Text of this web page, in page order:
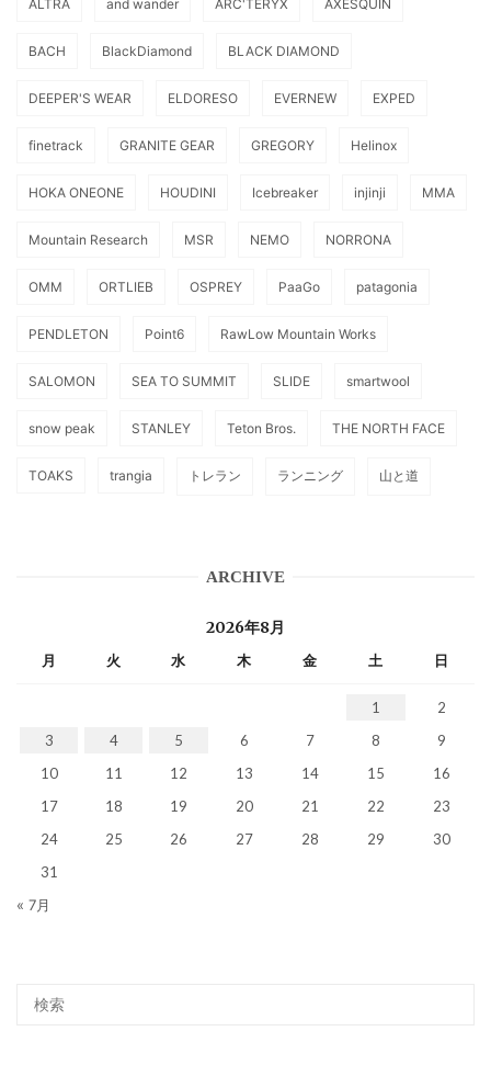
ALTRA and wander ARC'TERYX AXESQUIN
BACH BlackDiamond BLACK DIAMOND
DEEPER'S WEAR ELDORESO EVERNEW EXPED
finetrack GRANITE GEAR GREGORY Helinox
HOKA ONEONE HOUDINI Icebreaker injinji MMA
Mountain Research MSR NEMO NORRONA
OMM ORTLIEB OSPREY PaaGo patagonia
PENDLETON Point6 RawLow Mountain Works
SALOMON SEA TO SUMMIT SLIDE smartwool
snow peak STANLEY Teton Bros. THE NORTH FACE
TOAKS trangia トレラン ランニング 山と道
ARCHIVE
2026年8月
月 火 水 木 金 土 日
1
2
3
4 5 6 7 8
9
10
11 12 13 14 15
16
17
18 19 20 21 22
23
24
25 26 27 28 29
30
31
« 7月